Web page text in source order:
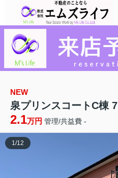
NEW
泉プリンスコートC棟 7
2.1万円 管理/共益費 -
1 /12